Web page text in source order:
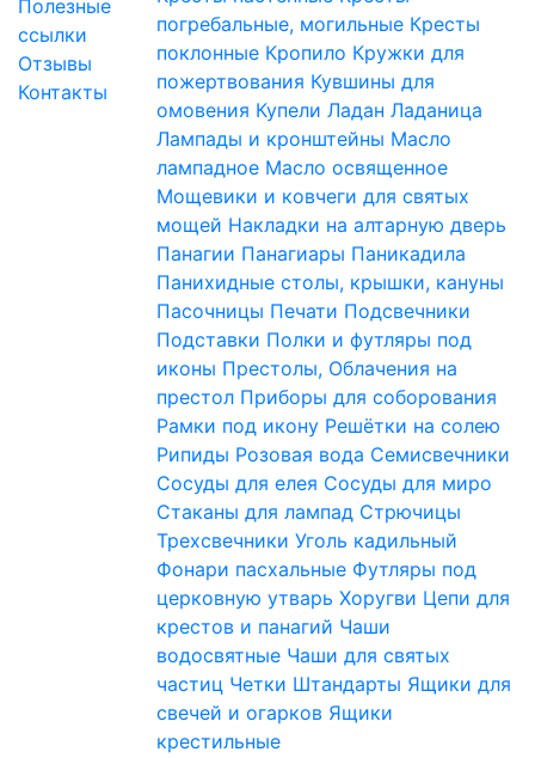
Полезные
ссылки
Отзывы
Контакты
погребальные, могильные Кресты
поклонные Кропило Кружки для
пожертвования Кувшины для
омовения Купели Ладан Ладаница
Лампады и кронштейны Масло
лампадное Масло освященное
Мощевики и ковчеги для святых
мощей Накладки на алтарную дверь
Панагии Панагиары Паникадила
Панихидные столы, крышки, кануны
Пасочницы Печати Подсвечники
Подставки Полки и футляры под
иконы Престолы, Облачения на
престол Приборы для соборования
Рамки под икону Решётки на солею
Рипиды Розовая вода Семисвечники
Сосуды для елея Сосуды для миро
Стаканы для лампад Стрючицы
Трехсвечники Уголь кадильный
Фонари пасхальные Футляры под
церковную утварь Хоругви Цепи для
крестов и панагий Чаши
водосвятные Чаши для святых
частиц Четки Штандарты Ящики для
свечей и огарков Ящики
крестильные